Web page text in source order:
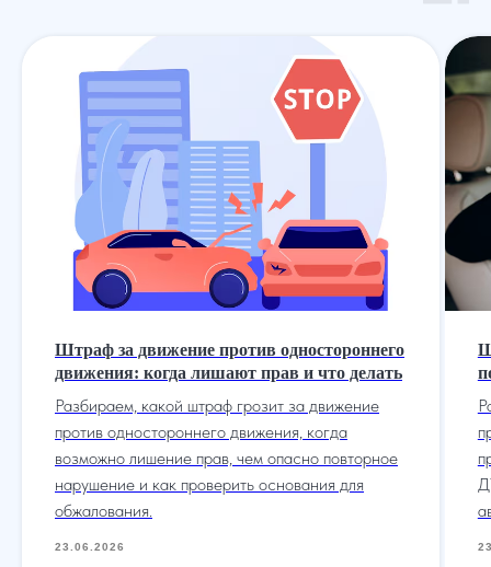
Бесплатная консультация
Консультация по телефону
Написать в WhatsApp
Адрес нашего офиса
Штраф за движение против одностороннего
движения: когда лишают прав и что делать
Разбираем, какой штраф грозит за движение
против одностороннего движения, когда
возможно лишение прав, чем опасно повторное
нарушение и как проверить основания для
обжалования.
23.06.2026
УПРАВА ТМ групп © Все права защищены. Зарегистрирован товарный
Политика конфиденциальности
Пользовательское соглашение
Согласие на обработку персональных данных
Карта сайта
Показать все офисы
ООО «УПРАВА» | ИНН 6155077060 | ОГРН 1176196020197